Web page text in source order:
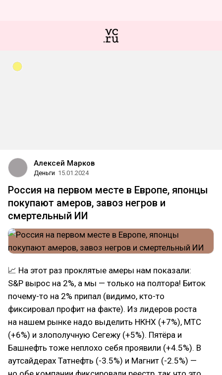
Алексей Марков
Деньги 15.01.2024
Россия на первом месте в Европе, японцы
покупают амеров, завоз негров и
смертельный ИИ
📈 На этот раз проклятые амеры нам показали:
S&P вырос на 2%, а мы — только на полтора! Биток
почему-то на 2% припал (видимо, кто-то
фиксировал профит на факте). Из лидеров роста
на нашем рынке надо выделить НКНХ (+7%), МТС
(+6%) и злополучную Сегежу (+5%). Пятёра и
Башнефть тоже неплохо себя проявили (+4.5%). В
аутсайдерах Татнефть (-3.5%) и Магнит (-2.5%) —